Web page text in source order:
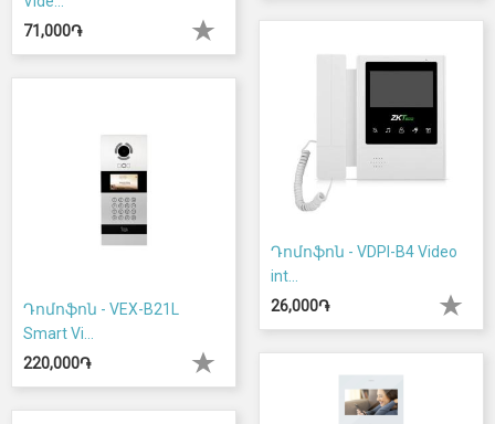
71,000֏
Դոմոֆոն - VDPI-B4 Video
int...
26,000֏
Դոմոֆոն - VEX-B21L
Smart Vi...
220,000֏